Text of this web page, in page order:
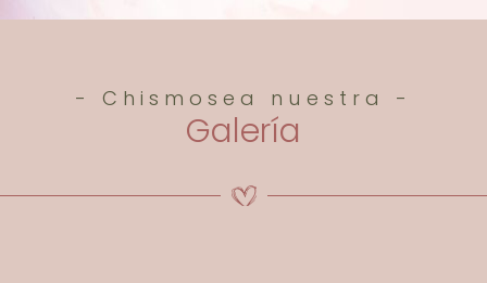
- Chismosea nuestra -
Galería